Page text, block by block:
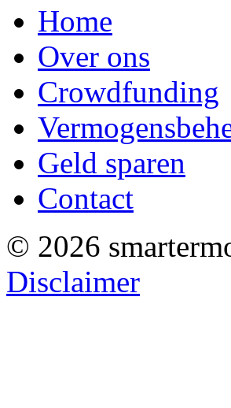
Home
Over ons
Crowdfunding
Geld sparen
Contact
© 2026
Disclaimer